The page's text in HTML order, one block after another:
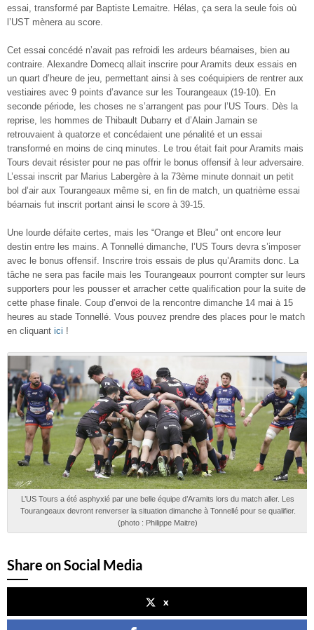
essai, transformé par Baptiste Lemaitre. Hélas, ça sera la seule fois où
l’UST mènera au score.
Cet essai concédé n’avait pas refroidi les ardeurs béarnaises, bien au
contraire. Alexandre Domecq allait inscrire pour Aramits deux essais en
un quart d’heure de jeu, permettant ainsi à ses coéquipiers de rentrer aux
vestiaires avec 9 points d’avance sur les Tourangeaux (19-10). En
seconde période, les choses ne s’arrangent pas pour l’US Tours. Dès la
reprise, les hommes de Thibault Dubarry et d’Alain Jamain se
retrouvaient à quatorze et concédaient une pénalité et un essai
transformé en moins de cinq minutes. Le trou était fait pour Aramits mais
Tours devait résister pour ne pas offrir le bonus offensif à leur adversaire.
L’essai inscrit par Marius Labergère à la 73ème minute donnait un petit
bol d’air aux Tourangeaux même si, en fin de match, un quatrième essai
béarnais fut inscrit portant ainsi le score à 39-15.
Une lourde défaite certes, mais les “Orange et Bleu” ont encore leur
destin entre les mains. A Tonnellé dimanche, l’US Tours devra s’imposer
avec le bonus offensif. Inscrire trois essais de plus qu’Aramits donc. La
tâche ne sera pas facile mais les Tourangeaux pourront compter sur leurs
supporters pour les pousser et arracher cette qualification pour la suite de
cette phase finale. Coup d’envoi de la rencontre dimanche 14 mai à 15
heures au stade Tonnellé. Vous pouvez prendre des places pour le match
en cliquant ici !
L’US Tours a été asphyxié par une belle équipe d’Aramits lors du match aller. Les
Tourangeaux devront renverser la situation dimanche à Tonnellé pour se qualifier.
(photo : Philippe Maitre)
Share on Social Media
x